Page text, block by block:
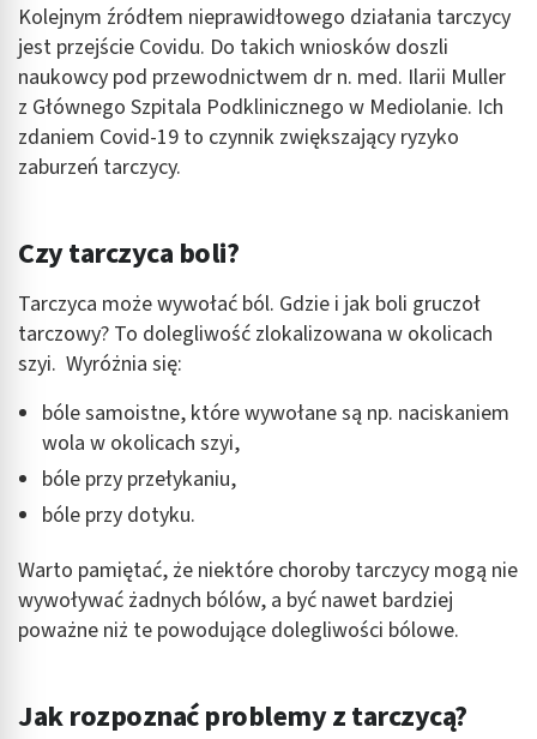
Kolejnym źródłem nieprawidłowego działania tarczycy
jest przejście Covidu. Do takich wniosków doszli
naukowcy pod przewodnictwem dr n. med. Ilarii Muller
z Głównego Szpitala Podklinicznego w Mediolanie. Ich
zdaniem Covid-19 to czynnik zwiększający ryzyko
zaburzeń tarczycy.
Czy tarczyca boli?
Tarczyca może wywołać ból. Gdzie i jak boli gruczoł
tarczowy? To dolegliwość zlokalizowana w okolicach
szyi. Wyróżnia się:
bóle samoistne, które wywołane są np. naciskaniem
wola w okolicach szyi,
bóle przy przełykaniu,
bóle przy dotyku.
Warto pamiętać, że niektóre choroby tarczycy mogą nie
wywoływać żadnych bólów, a być nawet bardziej
poważne niż te powodujące dolegliwości bólowe.
Jak rozpoznać problemy z tarczycą?